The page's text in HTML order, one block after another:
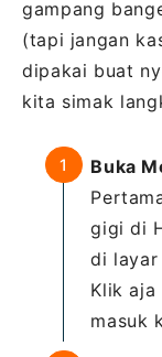
gampang
(tapi jangan
dipakai buat
kita simak
Buka
gigi di
di layar
Klik aja
masuk